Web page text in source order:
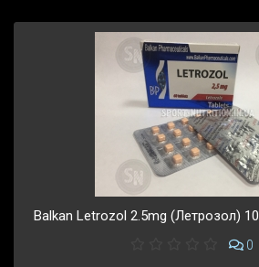
Balkan Letrozol 2.5mg (Летрозол)
0